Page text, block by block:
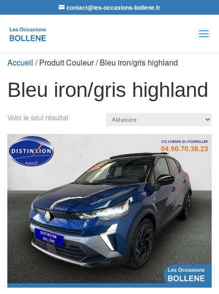
contact@les-occasions-bollene.fr
de
produits
Accueil / Produit Couleur / Bleu iron/gris highland
Bleu iron/gris highland
Voici le seul résultat